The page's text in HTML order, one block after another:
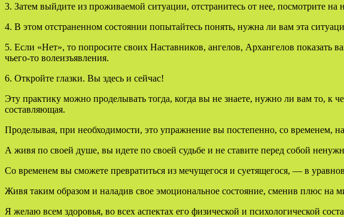
3. Затем выйдите из проживаемой ситуации, отстранитесь от нее, посмотрите
4. В этом отстраненном состоянии попытайтесь понять, нужна ли вам эта
5. Если «Нет», то попросите своих Наставников, ангелов, Архангелов
чьего-то волеизъявления.
6. Откройте глазки. Вы здесь и сейчас!
Эту практику можно проделывать тогда, когда вы не знаете, нужно ли вам то, к
составляющая.
Проделывая, при необходимости, это упражнение вы постепенно, со временем,
А живя по своей душе, вы идете по своей судьбе и не ставите перед собой
Со временем вы сможете превратиться из мечущегося и суетящегося, — в
Живя таким образом и наладив свое эмоциональное состояние, сменив плюс на
Я желаю всем здоровья, во всех аспектах его физической и психологической